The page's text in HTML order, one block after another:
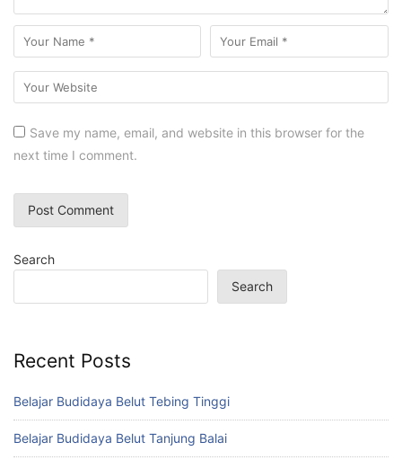
Save my name, email, and website in this browser for the
next time I comment.
Search
Search
Recent Posts
Belajar Budidaya Belut Tebing Tinggi
Belajar Budidaya Belut Tanjung Balai